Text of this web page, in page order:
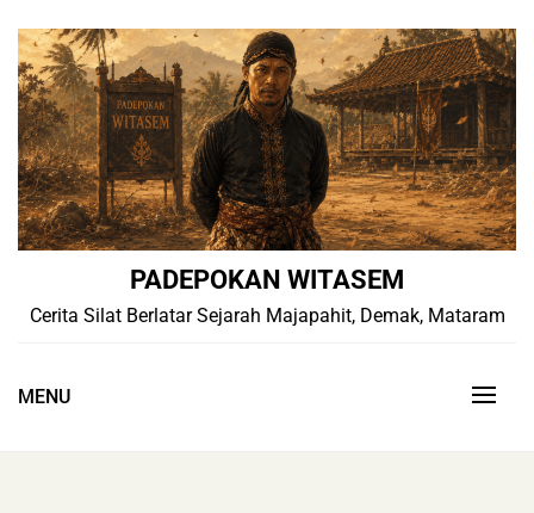
content
PADEPOKAN WITASEM
Cerita Silat Berlatar Sejarah Majapahit, Demak, Mataram
MENU